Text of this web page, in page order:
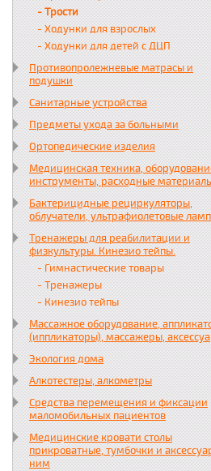
- Трости
- Ходунки для взрослых
- Ходунки для детей с ДЦП
Противопролежневые матрасы и
подушки
Санитарные устройства
Предметы ухода за больными
Ортопедические изделия
Медицинская техника,
инструменты, расходные
Бактерицидные рециркуляторы,
облучатели, ультрафиолетовые
Тренажеры для реабилитации и
физкультуры. Кинезио тейпы.
- Гимнастические товары
- Тренажеры
- Кинезио тейпы
Массажное оборудование,
(иппликаторы), массажеры,
Экология дома
Алкотестеры, алкометры
Средства перемещения и фиксации
маломобильных пациентов
Медицинские кровати столы
прикроватные, тумбочки и
ним